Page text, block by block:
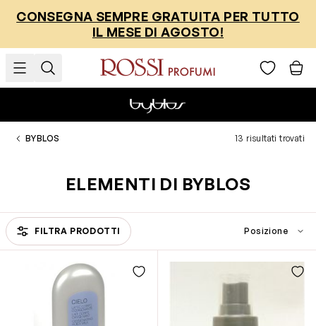
CONSEGNA SEMPRE GRATUITA PER TUTTO
IL MESE DI AGOSTO!
BYBLOS 13 risultati trovati
ELEMENTI DI BYBLOS
FILTRA PRODOTTI
Passa all'elenco prodotti